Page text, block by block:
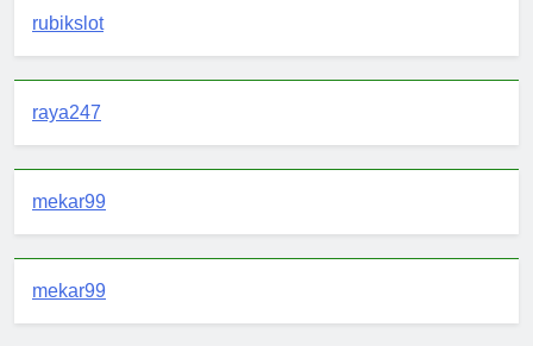
rubikslot
raya247
mekar99
mekar99